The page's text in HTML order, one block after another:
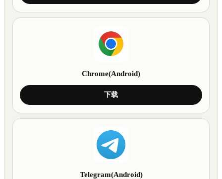
Chrome(Android)
下载
Telegram(Android)